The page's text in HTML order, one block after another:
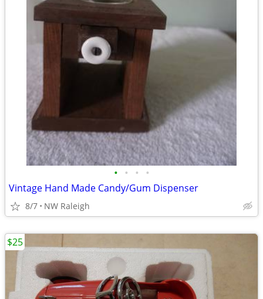
• • • •
Vintage Hand Made Candy/Gum Dispenser
8/7 NW Raleigh
$25